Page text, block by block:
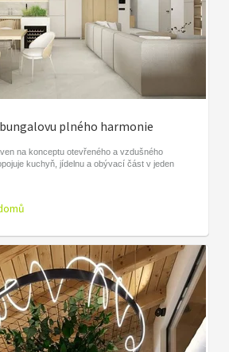
plného harmonie
na konceptu otevřeného a vzdušného
kuchyň, jídelnu a obývací část v jeden